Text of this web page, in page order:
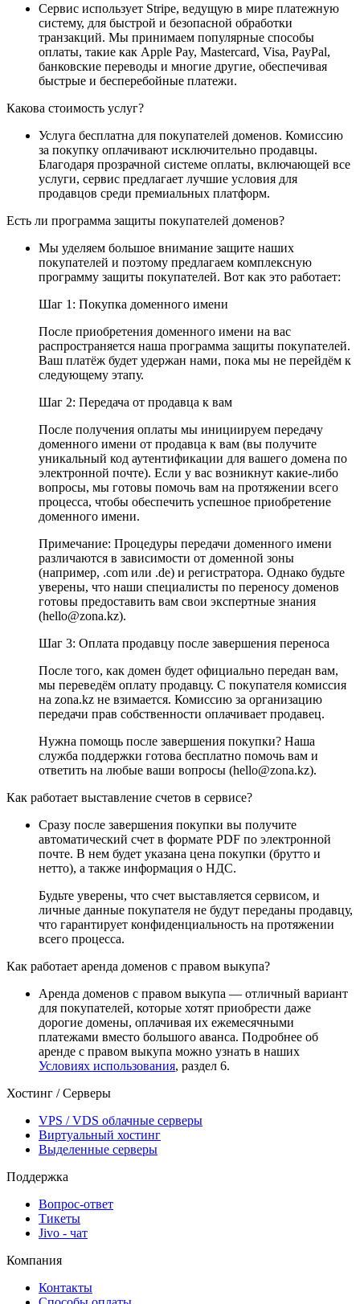
Сервис использует Stripe, ведущую в мире платежную
систему, для быстрой и безопасной обработки
транзакций. Мы принимаем популярные способы
оплаты, такие как Apple Pay, Mastercard, Visa, PayPal,
банковские переводы и многие другие, обеспечивая
быстрые и бесперебойные платежи.
Какова стоимость услуг?
Услуга бесплатна для покупателей доменов. Комиссию
за покупку оплачивают исключительно продавцы.
Благодаря прозрачной системе оплаты, включающей все
услуги, сервис предлагает лучшие условия для
продавцов среди премиальных платформ.
Есть ли программа защиты покупателей доменов?
Мы уделяем большое внимание защите наших
покупателей и поэтому предлагаем комплексную
программу защиты покупателей. Вот как это работает:
Шаг 1: Покупка доменного имени
После приобретения доменного имени на вас
распространяется наша программа защиты покупателей.
Ваш платёж будет удержан нами, пока мы не перейдём к
следующему этапу.
Шаг 2: Передача от продавца к вам
После получения оплаты мы инициируем передачу
доменного имени от продавца к вам (вы получите
уникальный код аутентификации для вашего домена по
электронной почте). Если у вас возникнут какие-либо
вопросы, мы готовы помочь вам на протяжении всего
процесса, чтобы обеспечить успешное приобретение
доменного имени.
Примечание: Процедуры передачи доменного имени
различаются в зависимости от доменной зоны
(например, .com или .de) и регистратора. Однако будьте
уверены, что наши специалисты по переносу доменов
готовы предоставить вам свои экспертные знания
(hello@zona.kz).
Шаг 3: Оплата продавцу после завершения переноса
После того, как домен будет официально передан вам,
мы переведём оплату продавцу. С покупателя комиссия
на zona.kz не взимается. Комиссию за организацию
передачи прав собственности оплачивает продавец.
Нужна помощь после завершения покупки? Наша
служба поддержки готова бесплатно помочь вам и
ответить на любые ваши вопросы (hello@zona.kz).
Как работает выставление счетов в сервисе?
Сразу после завершения покупки вы получите
автоматический счет в формате PDF по электронной
почте. В нем будет указана цена покупки (брутто и
нетто), а также информация о НДС.
Будьте уверены, что счет выставляется сервисом, и
личные данные покупателя не будут переданы продавцу,
что гарантирует конфиденциальность на протяжении
всего процесса.
Как работает аренда доменов с правом выкупа?
Аренда доменов с правом выкупа — отличный вариант
для покупателей, которые хотят приобрести даже
дорогие домены, оплачивая их ежемесячными
платежами вместо большого аванса. Подробнее об
аренде с правом выкупа можно узнать в наших
Условиях использования, раздел 6.
Хостинг / Серверы
VPS / VDS облачные серверы
Виртуальный хостинг
Выделенные серверы
Поддержка
Вопрос-ответ
Тикеты
Jivo - чат
Компания
Контакты